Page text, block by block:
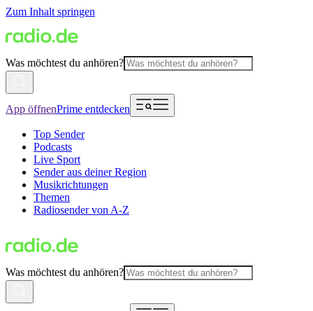
Zum Inhalt springen
Was möchtest du anhören?
App öffnenPrime entdecken
Top Sender
Podcasts
Live Sport
Sender aus deiner Region
Musikrichtungen
Themen
Radiosender von A-Z
Was möchtest du anhören?